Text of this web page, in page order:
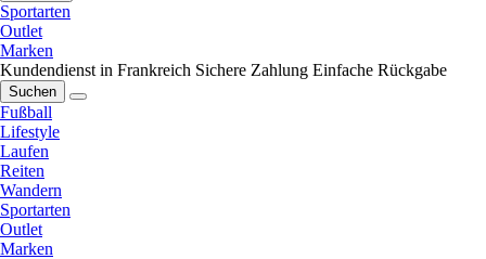
Sportarten
Outlet
Marken
Kundendienst in Frankreich Sichere Zahlung Einfache Rückgabe
Suchen
Fußball
Lifestyle
Laufen
Reiten
Wandern
Sportarten
Outlet
Marken